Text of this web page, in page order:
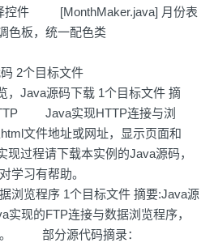
控件 [MonthMaker.java] 月份表
板，统一配色类
2个目标文件
，Java源码下载 1个目标文件 摘
Java实现HTTP连接与浏
文件地址或网址，显示页面和
现过程请下载本实例的Java源码，
学习有帮助。
浏览程序 1个目标文件 摘要:Java源
的FTP连接与数据浏览程序，
口。 部分源代码摘录：